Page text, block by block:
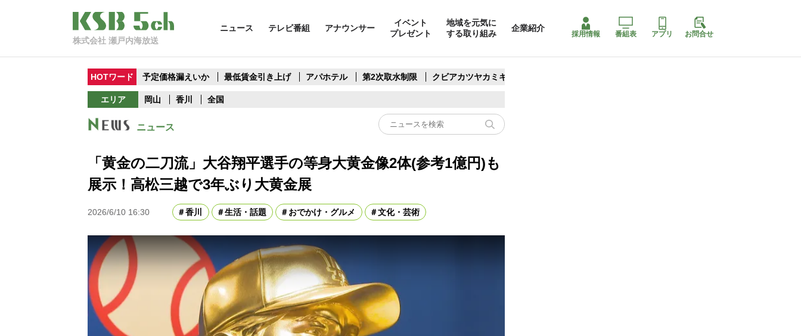
株式会社 瀬戸内海放送
ニュース テレビ番組 アナウンサー
イベント
プレゼント
地域を元気に
する取り組み
企業紹介
採用情報 番組表 アプリ お問合せ
HOTワード 予定価格漏えいか 最低賃金引き上げ アパホテル 第2次取水制限 クビアカツヤカミキリ
エリア 岡山 香川 全国
ニュース
「黄金の二刀流」大谷翔平選手の等身大黄金像2体(参考1億円)も
展示！高松三越で3年ぶり大黄金展
2026/6/10 16:30 香川 生活・話題 おでかけ・グルメ 文化・芸術